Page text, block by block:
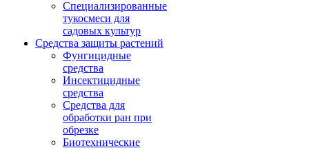
Специализированные
тукосмеси для
садовых культур
Средства защиты растений
Фунгицидные
средства
Инсектицидные
средства
Средства для
обработки ран при
обрезке
Биотехнические